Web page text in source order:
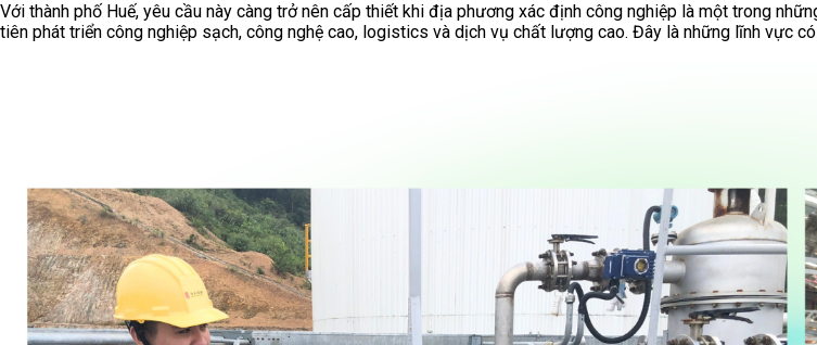
Với thành phố Huế, yêu cầu này càng trở nên cấp thiết khi địa phương xác định công nghiệp là một trong
tiên phát triển công nghiệp sạch, công nghệ cao, logistics và dịch vụ chất lượng cao. Đây là những lĩnh vực